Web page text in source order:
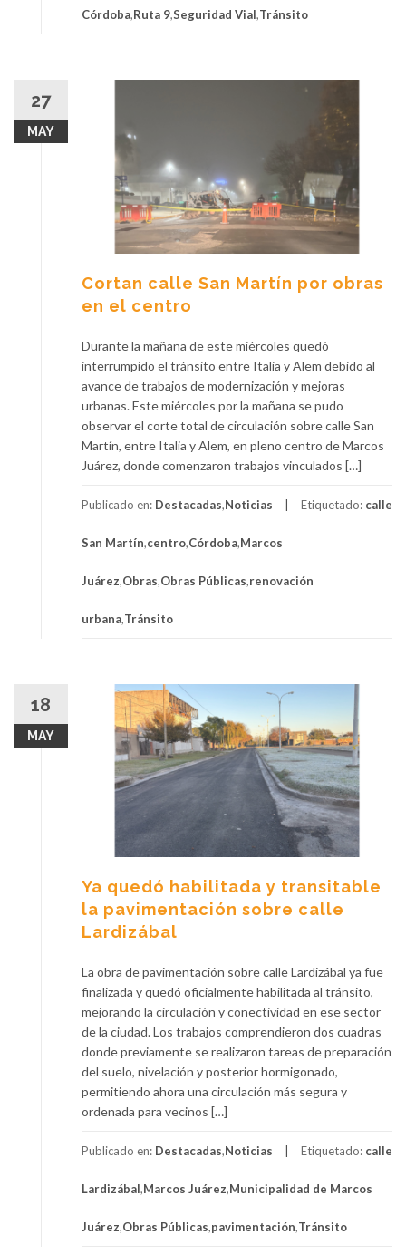
Córdoba,Ruta 9,Seguridad Vial,Tránsito
27
MAY
Cortan calle San Martín por obras
en el centro
Durante la mañana de este miércoles quedó
interrumpido el tránsito entre Italia y Alem debido al
avance de trabajos de modernización y mejoras
urbanas. Este miércoles por la mañana se pudo
observar el corte total de circulación sobre calle San
Martín, entre Italia y Alem, en pleno centro de Marcos
Juárez, donde comenzaron trabajos vinculados […]
Publicado en: Destacadas,Noticias Etiquetado: calle
San Martín,centro,Córdoba,Marcos
Juárez,Obras,Obras Públicas,renovación
urbana,Tránsito
18
MAY
Ya quedó habilitada y transitable
la pavimentación sobre calle
Lardizábal
La obra de pavimentación sobre calle Lardizábal ya fue
finalizada y quedó oficialmente habilitada al tránsito,
mejorando la circulación y conectividad en ese sector
de la ciudad. Los trabajos comprendieron dos cuadras
donde previamente se realizaron tareas de preparación
del suelo, nivelación y posterior hormigonado,
permitiendo ahora una circulación más segura y
ordenada para vecinos […]
Publicado en: Destacadas,Noticias Etiquetado: calle
Lardizábal,Marcos Juárez,Municipalidad de Marcos
Juárez,Obras Públicas,pavimentación,Tránsito